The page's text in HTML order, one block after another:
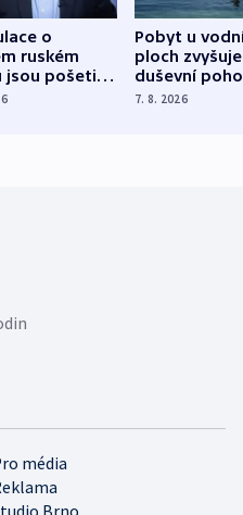
o
ruském
jsou pošetilé,
Pobyt u
ploch zvyšuje
duševní
ukázala
7. 8. 2026
média
Brno